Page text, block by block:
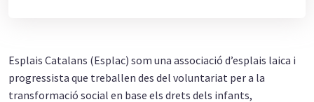
Esplais Catalans (Esplac) som una associació d’esplais laica i
progressista que treballen des del voluntariat per a la
transformació social en base els drets dels infants,